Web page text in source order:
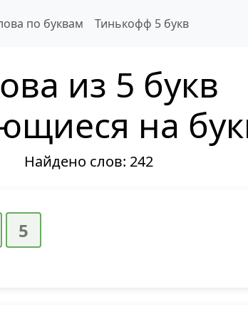
по буквам Тинькофф 5 букв
из 5 букв
на
Найдено слов: 242